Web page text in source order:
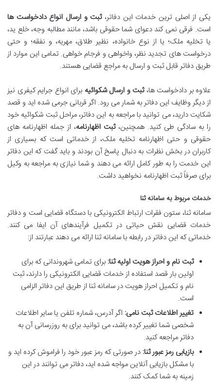
یکی از اصلی ترین خدمات این دفاتر،ثبت و ارسال انواع دادخواست ها
است. فرقی نمی کند دعوای شما حقوقی باشد، مانند مطالبه وجه، خلع ید،
یا تخلیه ملک؛ یا از نوع خانواده، نظیر طلاق، مهریه، و نفقه؛ و حتی
درخواست های تجدید نظر، واخواهی و فرجام خواهی. تمامی این موارد از
طریق دفاتر قابل ثبت و ارسال به مراجع قضایی هستند.
علاوه بر دادخواست ها،ثبت و ارسال شکوائیه برای انواع جرایم کیفری نیز
از دیگر وظایف این دفاتر به شمار می رود. اگر قربانی جرمی شده اید و قصد
شکایت دارید، می توانید با مراجعه به این دفاتر، مراحل ثبت شکوائیه خود
را به سادگی طی کنید. همچنین،ثبت اظهارنامه، از جمله اظهارنامه های
حقوقی و حتی اظهارنامه تخلیه ملک، از خدماتی است که بسیاری از
کاربران در بخش نظرات به دنبال پاسخ آن بودند و باید گفت که این دفاتر
این خدمت را به طور کامل ارائه می دهند و شما نیازی به مراجعه به وکیل
برای صرفاً ثبت اظهارنامه نخواهید داشت.
خدمات مربوط به سامانه ثنا
سامانه ثنا، ستون فقرات ارتباط الکترونیکی با دستگاه قضایی است و دفاتر
خدمات قضایی نقش حیاتی در تکمیل فرآیندهای آن ایفا می کنند.
خدماتی که این دفاتر در رابطه با سامانه ثنا ارائه می دهند عبارتند از:
ثبت نام و احراز هویت اولیه ثنا: برای تمامی شهروندانی که برای
اولین بار قصد استفاده از خدمات قضایی الکترونیکی را دارند، ثبت
نام و تکمیل احراز هویت در سامانه ثنا از طریق این دفاتر الزامی
است.
تغییر اطلاعات ثبت نامی: اگر آدرس، شماره تلفن یا سایر اطلاعات
شخصی شما تغییر کرده باشد، می توانید برای به روزرسانی آن به
دفاتر مراجعه کنید.
بازیابی رمز عبور ثنا: در صورتی که رمز عبور خود را فراموش کرده اید و
با مشکل بازیابی آنلاین مواجه شده اید، دفاتر می توانند در این
زمینه به شما کمک کنند.